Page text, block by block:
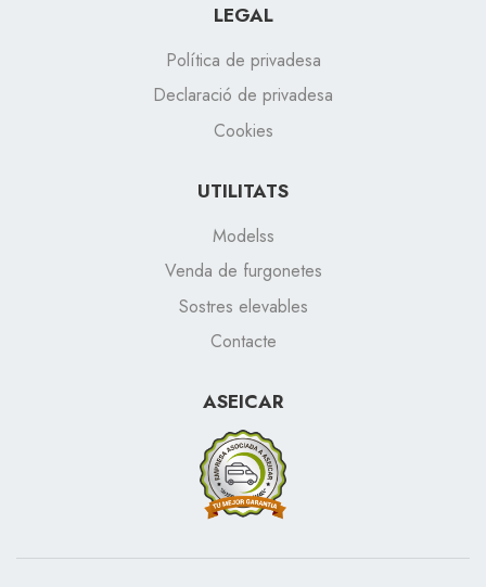
LEGAL
Política de privadesa
Declaració de privadesa
Cookies
UTILITATS
Modelss
Venda de furgonetes
Sostres elevables
Contacte
ASEICAR